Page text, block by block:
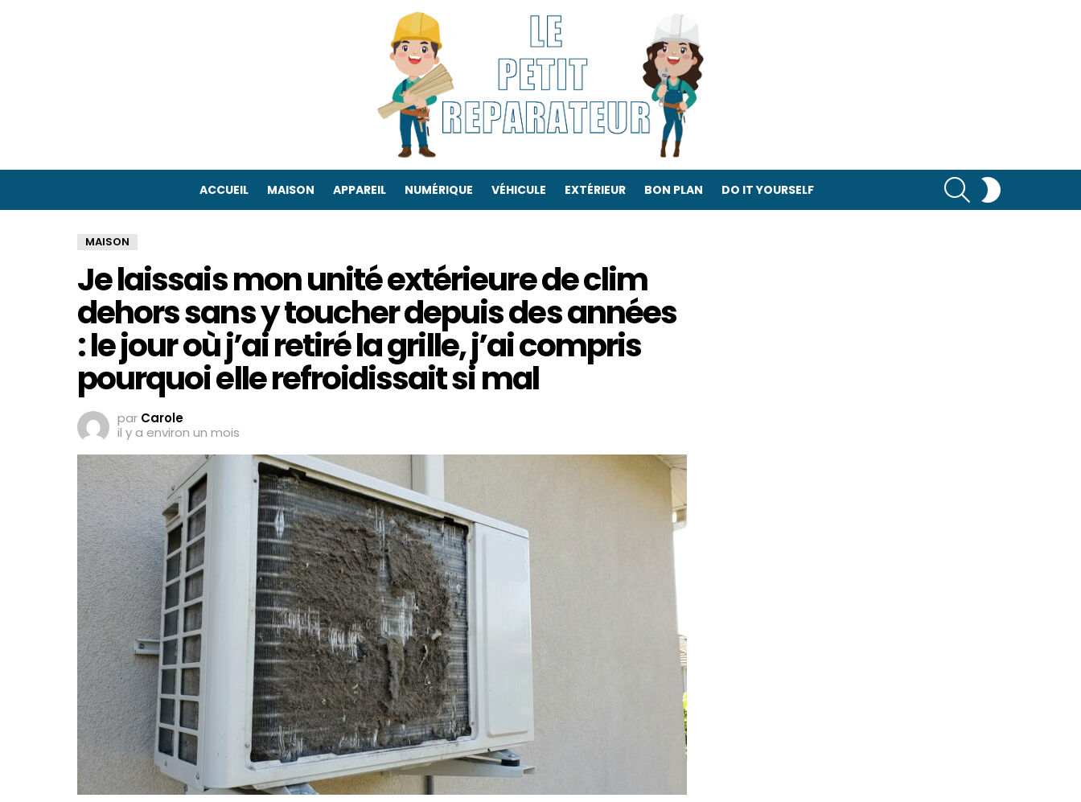
ACCUEIL MAISON APPAREIL NUMÉRIQUE VÉHICULE EXTÉRIEUR BON PLAN DO IT YOURSELF
RECHERCHER
MAISON
Je laissais mon unité extérieure de clim
dehors sans y toucher depuis des années
: le jour où j’ai retiré la grille, j’ai compris
pourquoi elle refroidissait si mal
par Carole
il y a environ un mois